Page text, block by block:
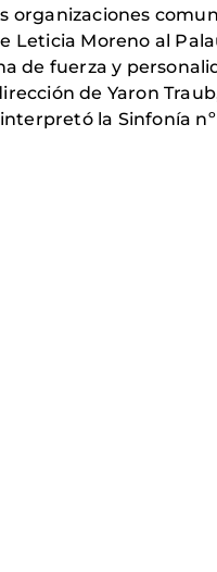
organizaciones
Leticia Moreno al
de fuerza y
de Yaron
la Sinfonía